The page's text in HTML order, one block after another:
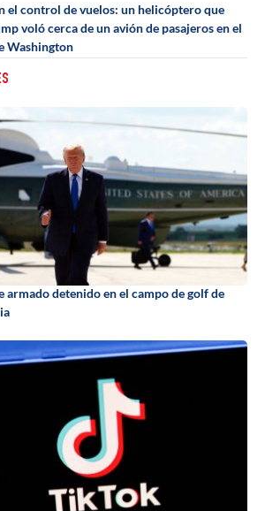
el control de vuelos: un helicóptero que
voló cerca de un avión de pasajeros en el
Washington
armado detenido en el campo de golf de